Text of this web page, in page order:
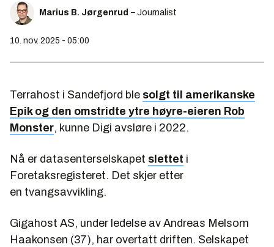
Marius B. Jørgenrud – Journalist
10. nov. 2025 - 05:00
Terrahost i Sandefjord ble solgt til amerikanske
Epik og den omstridte ytre høyre-eieren Rob
Monster, kunne Digi avsløre i 2022.
Nå er datasenterselskapet slettet i
Foretaksregisteret. Det skjer etter
en tvangsavvikling.
Gigahost AS, under ledelse av Andreas Melsom
Haakonsen (37), har overtatt driften. Selskapet